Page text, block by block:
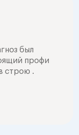
был
профи
строю .